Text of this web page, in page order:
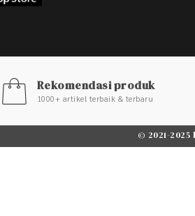
Rekomendasi produk
1000+ artikel terbaik & terbaru
© 2021-2025